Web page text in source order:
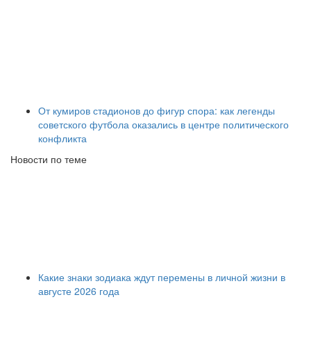
От кумиров стадионов до фигур спора: как легенды
советского футбола оказались в центре политического
конфликта
Новости по теме
Какие знаки зодиака ждут перемены в личной жизни в
августе 2026 года